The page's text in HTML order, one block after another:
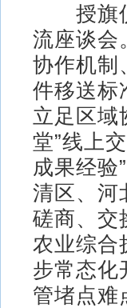
授旗仪
流座谈会
协作机制
件移送标
立足区域
堂”线上
成果经验
清区、河
磋商、交
农业综合
步常态化
管堵点难